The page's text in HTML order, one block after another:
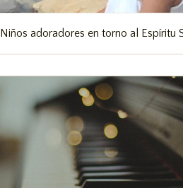
Niños adoradores en torno al Espíritu